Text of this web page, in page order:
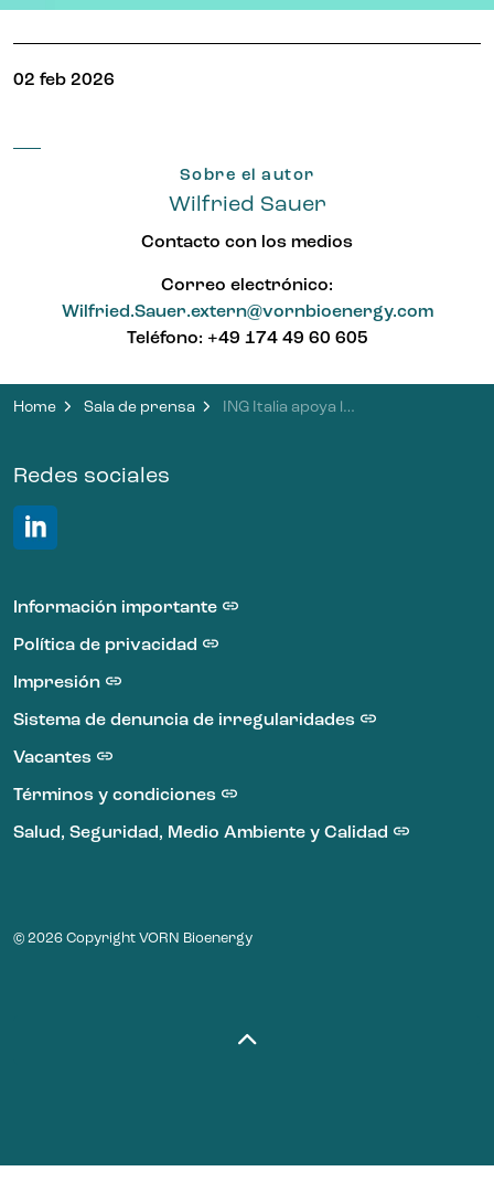
02 feb 2026
Sobre el autor
Wilfried Sauer
Contacto con los medios
Correo electrónico:
Wilfried.Sauer.extern@vornbioenergy.com
Teléfono: +49 174 49 60 605
Home Sala de prensa ING Italia apoya la estrategia de crecimiento de VORN Bioenergy en Italia con la financiación de un proyecto para su primer activo italiano
Redes sociales
Información importante
Política de privacidad
Impresión
Sistema de denuncia de irregularidades
Vacantes
Términos y condiciones
Salud, Seguridad, Medio Ambiente y Calidad
© 2026 Copyright VORN Bioenergy